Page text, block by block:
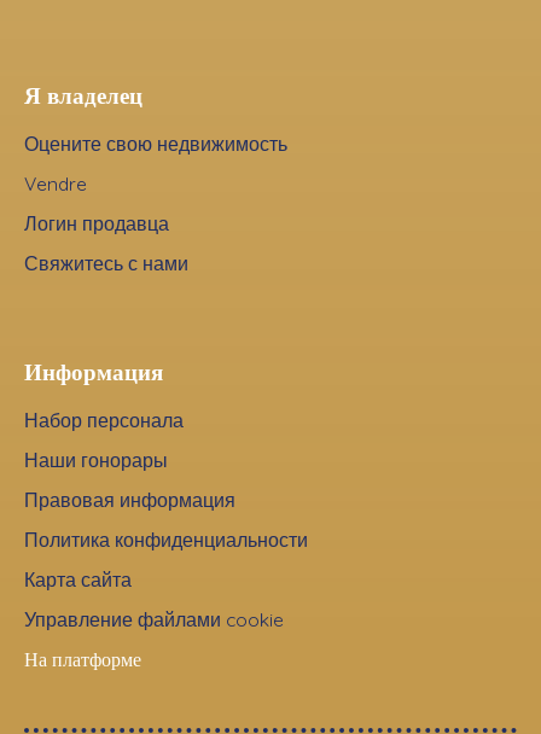
Я владелец
Оцените свою недвижимость
Vendre
Логин продавца
Свяжитесь с нами
Информация
Набор персонала
Наши гонорары
Правовая информация
Политика конфиденциальности
Карта сайта
Управление файлами cookie
На платформе